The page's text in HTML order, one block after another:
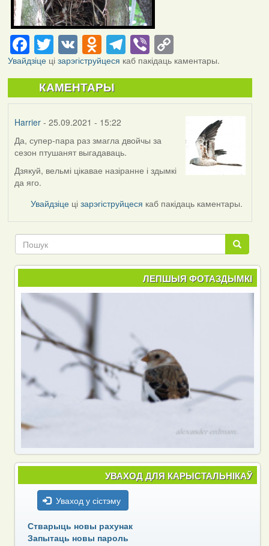
Facebook
Twitter
VKOdnoklassniki
Telegram
ViberCopy
Link
Увайдзіцеці зарэгіструйцеся каб пакідаць каментары.
КАМЕНТАРЫ
Harrier- 25.09.2021 - 15:22
Да, супер-пара раз змагла двойчы за
сезон птушанят выгадаваць.
Дзякуй, вельмі цікавае назіранне і здымкі
да яго.
Увайдзіце цізарэгіструйцеся каб пакідаць каментары.
Пошук
Пошук
ЛЕПШЫЯ ФОТАЗДЫМКІ
УВАХОД ДЛЯ КАРЫСТАЛЬНІКАЎ
Уваход у сістэму
Стварыць новы рахунак
Запытаць новы пароль